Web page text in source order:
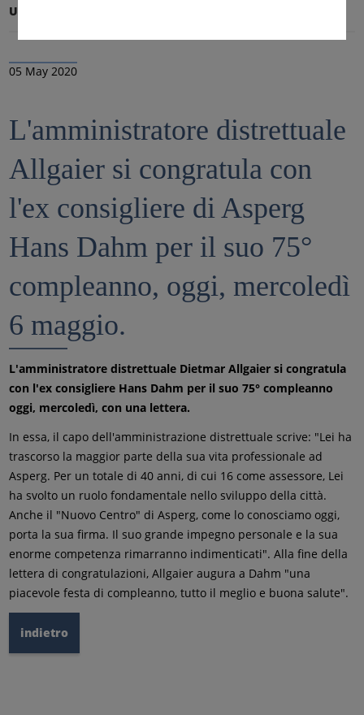
Ultime notizie
05 May 2020
L'amministratore distrettuale
Allgaier si congratula con
l'ex consigliere di Asperg
Hans Dahm per il suo 75°
compleanno, oggi, mercoledì
6 maggio.
L'amministratore distrettuale Dietmar Allgaier si congratula
con l'ex consigliere Hans Dahm per il suo 75° compleanno
oggi, mercoledì, con una lettera.
In essa, il capo dell'amministrazione distrettuale scrive: "Lei ha
trascorso la maggior parte della sua vita professionale ad
Asperg. Per un totale di 40 anni, di cui 16 come assessore, Lei
ha svolto un ruolo fondamentale nello sviluppo della città.
Anche il "Nuovo Centro" di Asperg, come lo conosciamo oggi,
porta la sua firma. Il suo grande impegno personale e la sua
enorme competenza rimarranno indimenticati". Alla fine della
lettera di congratulazioni, Allgaier augura a Dahm "una
piacevole festa di compleanno, tutto il meglio e buona salute".
indietro